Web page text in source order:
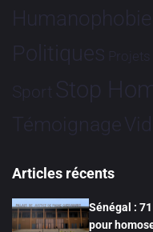
Humanophobie
Politiques Projets
Sport Stop
Témoignage
Articles récents
Sénégal :
pour